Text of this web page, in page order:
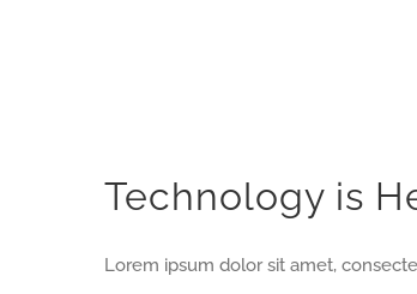
Technology is
Lorem ipsum dolor sit amet,